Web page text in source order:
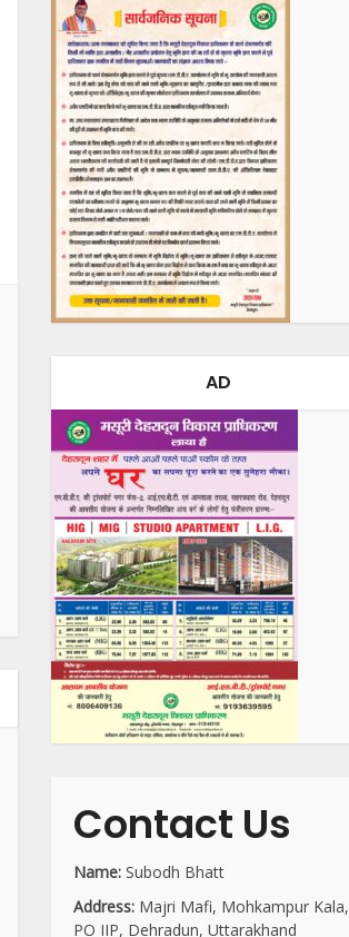
AD
Contact Us
Name: Subodh Bhatt
Address: Majri Mafi, Mohkampur Kala,
PO IIP, Dehradun, Uttarakhand